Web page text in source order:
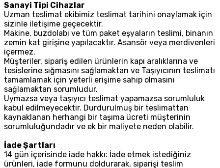
Sanayi Tipi Cihazlar
Uzman teslimat ekibimiz teslimat tarihini onaylamak için
sizinle iletişime geçecektir.
Makine, buzdolabı ve tüm paket eşyaların teslimi, binanın
zemin kat girişine yapılacaktır. Asansör veya merdivenleri
içermez.
Müşteriler, sipariş edilen ürünlerin kapı aralıklarına ve
tesislerine sığmasını sağlamaktan ve Taşıyıcının teslimatı
tamamlamak için yeterli erişime sahip olmasını
sağlamaktan sorumludur.
Uymazsa veya taşıyıcı teslimat yapamazsa sorumluluk
kabul edilmeyecektir. Durdurulmuş bir teslimattan
kaynaklanan herhangi bir taşıma ücreti müşterinin
sorumluluğundadır ve ek bir maliyete neden olabilir.
İade Şartları
14 gün içerisinde iade hakkı: İade etmek istediğiniz
ürünleri, iade formunu doldurarak, siparişi teslim